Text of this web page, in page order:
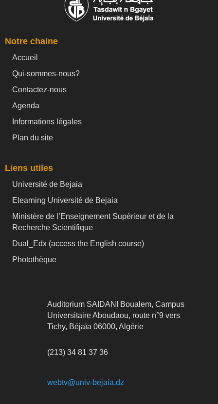
Notre chaine
Accueil
Qui-sommes-nous?
Contactez-nous
Agenda
Informations légales
Plan du site
Liens utiles
Université de Bejaia
Elearning Université de Bejaia
Ministère de l’Enseignement Supérieur et de la
Recherche Scientifique
Dual_Edx (access the English course)
Photothèque
Auditorium SAIDANI Boualem, Campus
Universitaire Aboudaou, route n°9 vers
Tichy, Béjaïa 06000, Algérie
(213) 34 81 37 36
webtv@univ-bejaia.dz